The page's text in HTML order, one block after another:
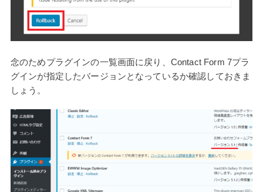
念のためプラグインの一覧画面に戻り、Contact Form 7プラ
グインが指定したバージョンとなっているか確認しておきま
しょう。